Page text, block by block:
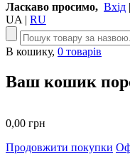
Ласкаво просимо, Вхід |
UA | RU
В кошику, 0 товарів
Ваш кошик
0,00 грн
Продовжити покупки